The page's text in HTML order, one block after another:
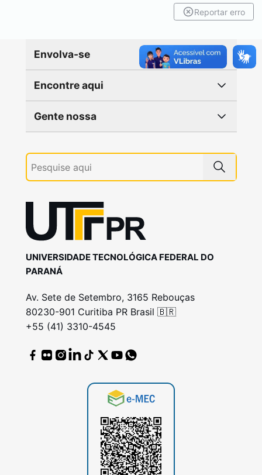
Reportar erro
Envolva-se
Encontre aqui
Gente nossa
UNIVERSIDADE TECNOLÓGICA FEDERAL DO
PARANÁ
Av. Sete de Setembro, 3165 Rebouças
80230-901 Curitiba PR Brasil 🇧🇷
+55 (41) 3310-4545